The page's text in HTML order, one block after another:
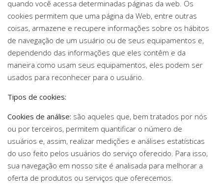
quando você acessa determinadas páginas da web. Os
cookies permitem que uma página da Web, entre outras
coisas, armazene e recupere informações sobre os hábitos
de navegação de um usuário ou de seus equipamentos e,
dependendo das informações que eles contêm e da
maneira como usam seus equipamentos, eles podem ser
usados ​​para reconhecer para o usuário.
Tipos de cookies:
Cookies de análise: são aqueles que, bem tratados por nós
ou por terceiros, permitem quantificar o número de
usuários e, assim, realizar medições e análises estatísticas
do uso feito pelos usuários do serviço oferecido. Para isso,
sua navegação em nosso site é analisada para melhorar a
oferta de produtos ou serviços que oferecemos.